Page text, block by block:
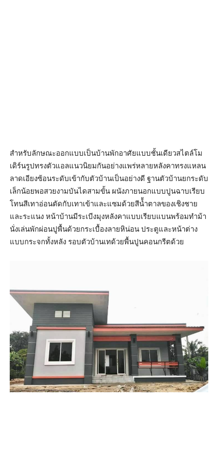
สำหรับลักษณะออกแบบเป็นบ้านพักอาศัยแบบชั้นเดียวสไตล์โม
เดิร์นรูปทรงตัวแอลแนวนิยมกันอย่างแพร่หลายหลังคาทรงแหลน
ลาดเอียงซ้อนระดับเข้ากับตัวบ้านเป็นอย่างดี ฐานตัวบ้านยกระดับ
เล็กน้อยพอสวยงามบันไดสามขั้น ผนังภายนอกแบบปูนฉาบเรียบ
โทนสีเทาอ่อนตัดกับเทาเข้าและแซมด้วยสีน้้ำตาลของเชิงชาย
และระแนง หน้าบ้านมีระเบีงมุงหลังคาแบบเรียบแบนพร้อมทำม้า
นั่งเล่นพักผ่อนปูพื้นด้วยกระเบื้องลายหิน่อน ประตูและหน้าต่าง
แบบกระจกทั้งหลัง รอบตัวบ้านเทด้วยพื้นปูนคอนกรีตด้วย